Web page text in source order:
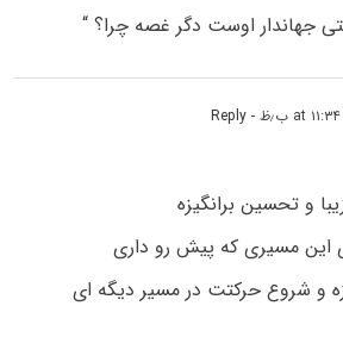
جهاندار اوست دگر غصه چرا؟ “
- Reply
و تحسین برانگیزه
این مسیری که پیش رو داری
و شروع حرکتت در مسیر دیگه ای